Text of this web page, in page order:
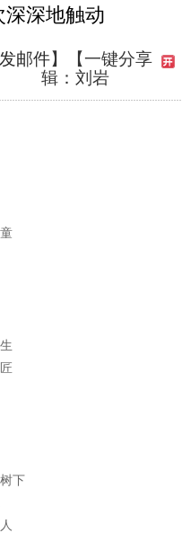
深地触动
邮件】
【一键分享
辑：刘岩
下